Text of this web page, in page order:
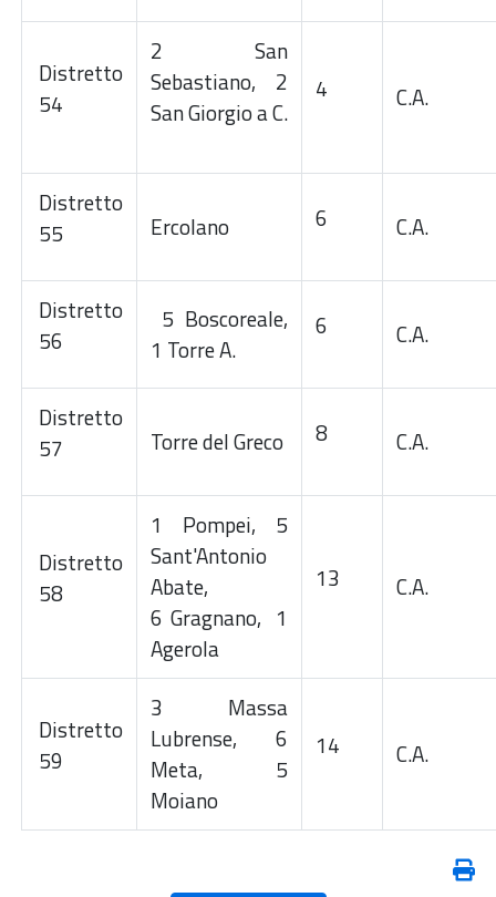
Distretto
54
2 San
Sebastiano, 2
San Giorgio a C.
4 C.A.
Distretto
55
Ercolano 6 C.A.
Distretto
56
5 Boscoreale,
1 Torre A.
6 C.A.
Distretto
57
Torre del Greco 8 C.A.
Distretto
58
1 Pompei, 5
Sant'Antonio
Abate,
6 Gragnano, 1
Agerola
13 C.A.
Distretto
59
3 Massa
Lubrense, 6
Meta, 5
Moiano
14 C.A.